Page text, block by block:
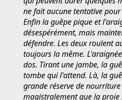
ne fait aucune tentative pour
Enfin la guêpe pique et
désespérément, mais
défendre. Les deux roulent
toujours la même.
dos. Tirant une jambe, la
tombe qui l'attend. Là, la
grande réserve de
magistralement que la proie